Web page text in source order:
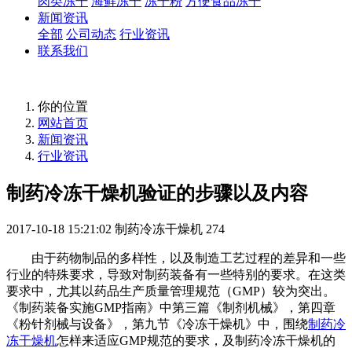
新闻资讯
全部 公司动态 行业资讯
联系我们
你的位置
网站首页
新闻资讯
行业资讯
制药冷冻干燥机验证的步骤以及内容
2017-10-18 15:21:02 制药冷冻干燥机 274
由于药物制品的多样性，以及制造工艺过程的差异和一些
行业的特殊要求，导致对制药装备有一些特别的要求。在这类
要求中，尤其以药品生产质量管理规范（GMP）较为突出。
《制药装备实施GMP指南》中第三篇《制剂机械》，第四章
《粉针剂械与设备》，第九节《冷冻干燥机》中，围绕制药冷
冻干燥机怎样来适应GMP规范的要求，及制药冷冻干燥机的